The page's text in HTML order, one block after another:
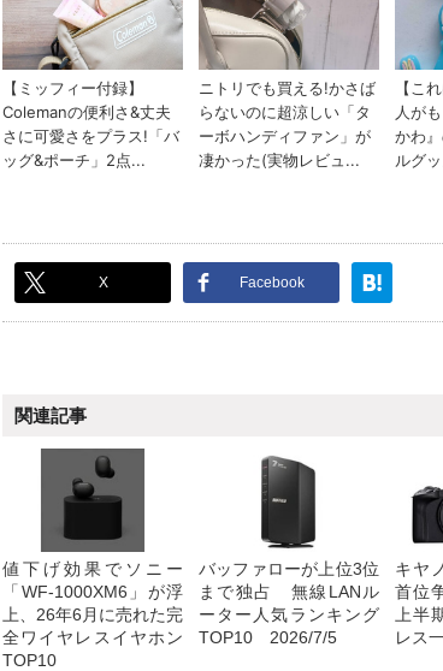
X Facebook
関連記事
値下げ効果でソニー
「WF-1000XM6」が浮
上、26年6月に売れた完
全ワイヤレスイヤホン
TOP10
バッファローが上位3位
まで独占 無線LANル
ーター人気ランキング
TOP10 2026/7/5
キヤ
首位
上半
レス